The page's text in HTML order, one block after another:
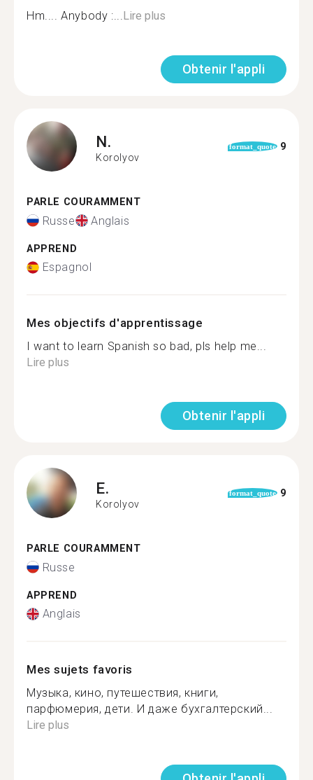
Hm.... Anybody :...Lire plus
Obtenir l'appli
N.
Korolyov
format_quote 9
PARLE COURAMMENT
Russe Anglais
APPREND
Espagnol
Mes objectifs d'apprentissage
I want to learn Spanish so bad, pls help me...
Lire plus
Obtenir l'appli
E.
Korolyov
format_quote 9
PARLE COURAMMENT
Russe
APPREND
Anglais
Mes sujets favoris
Музыка, кино, путешествия, книги,
парфюмерия, дети. И даже бухгалтерский...
Lire plus